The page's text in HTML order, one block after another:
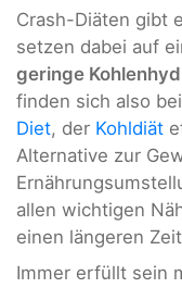
Crash-Diäten gibt
setzen dabei auf
geringe
finden sich also
Diet, der Kohldiät
Alternative zur
allen wichtigen
einen längeren
Immer erfüllt sein